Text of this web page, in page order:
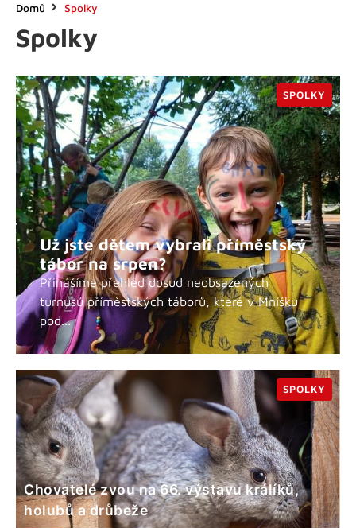
Spolky
Domů Spolky
Už jste dětem vybrali příměstský
tábor na srpen?
Přinášíme přehled dosud neobsazených
turnusů příměstských táborů, které v Mníšku
pod...
SPOLKY
Chovatelé zvou na 66. výstavu králíků,
holubů a drůbeže
SPOLKY